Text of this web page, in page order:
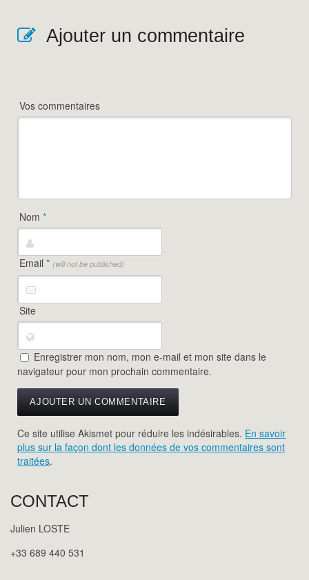
Ajouter un commentaire
Vos commentaires
Nom*
Email* (will not be published)
Site
Enregistrer mon nom, mon e-mail et mon site dans le
navigateur pour mon prochain commentaire.
Ce site utilise Akismet pour réduire les indésirables. En savoir
plus sur la façon dont les données de vos commentaires sont
traitées.
CONTACT
Julien LOSTE
+33 689 440 531